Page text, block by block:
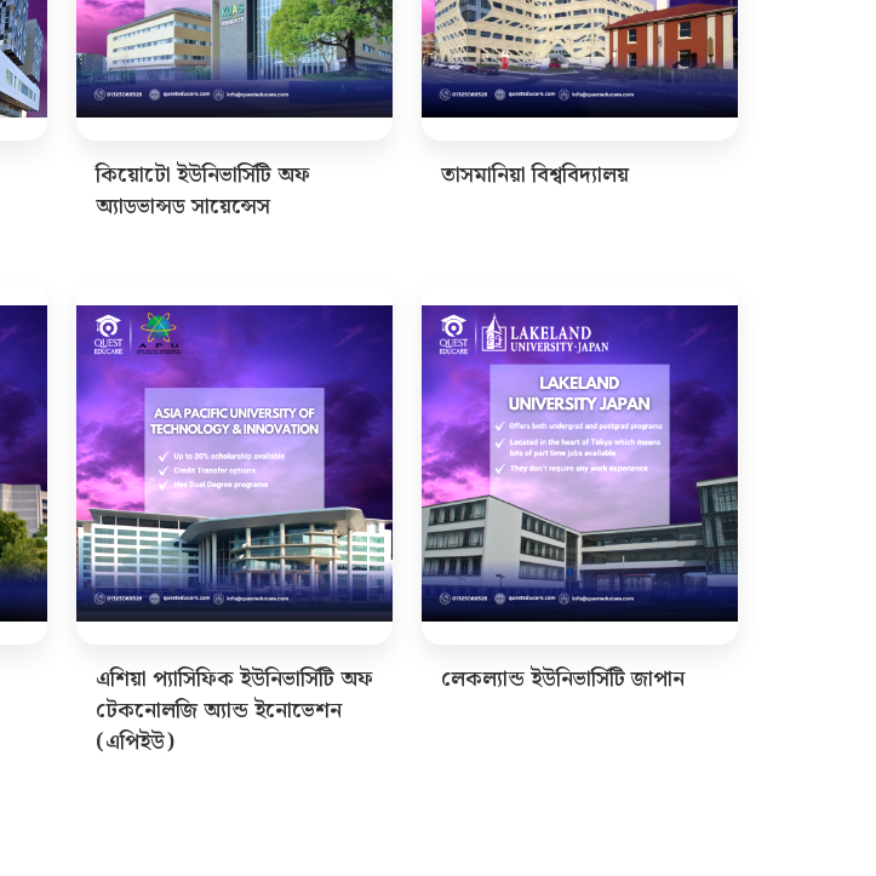
কিয়োটো ইউনিভার্সিটি অফ
অ্যাডভান্সড সায়েন্সেস
তাসমানিয়া বিশ্ববিদ্যালয়
এশিয়া প্যাসিফিক ইউনিভার্সিটি অফ
টেকনোলজি অ্যান্ড ইনোভেশন
(এপিইউ)
লেকল্যান্ড ইউনিভার্সিটি জাপান